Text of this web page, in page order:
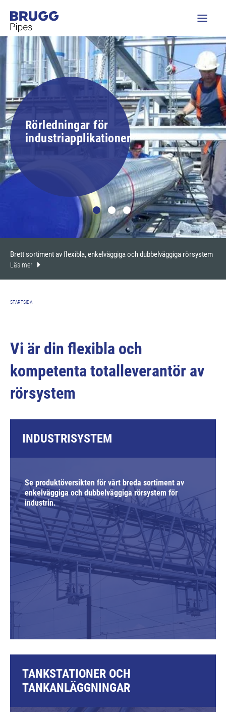
Rörledningar för
industriapplikationer
Brett sortiment av flexibla, enkelväggiga och dubbelväggiga rörsystem
Läs mer
STARTSIDA
Vi är din flexibla och
kompetenta totalleverantör av
rörsystem
INDUSTRISYSTEM
Se produktöversikten för vårt breda sortiment av
enkelväggiga och dubbelväggiga rörsystem för
industrin.
TANKSTATIONER OCH
TANKANLÄGGNINGAR